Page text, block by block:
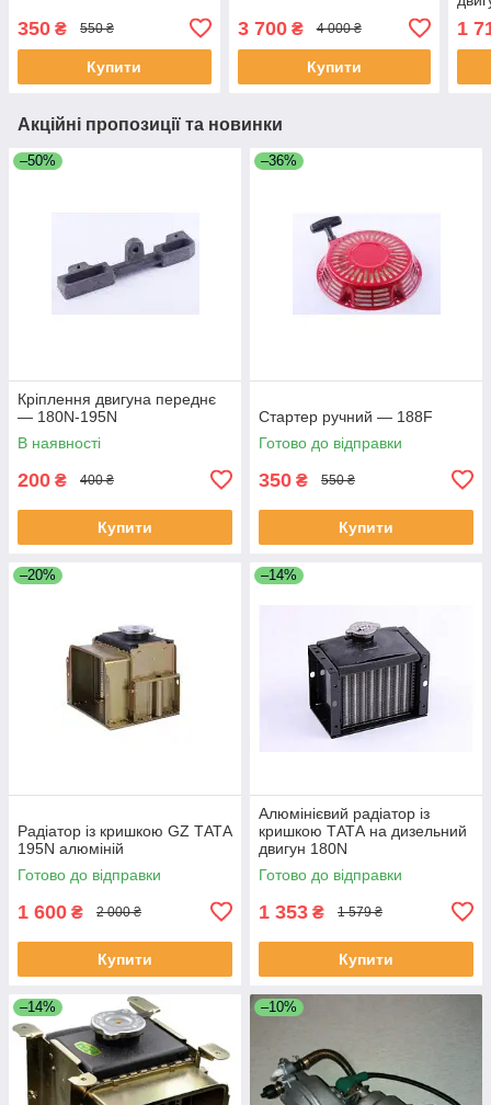
350 ₴ 550 ₴
Купити
3 700₴ 4 000 ₴
Купити
1
Акційні пропозиції та новинки
–50%
Кріплення двигуна переднє
— 180N-195N
В наявності
200 ₴ 400 ₴
Купити
–36%
Стартер ручний — 188F
Готово до відправки
350 ₴ 550 ₴
Купити
–20%
Радіатор із кришкою GZ ТАТА
195N алюміній
Готово до відправки
1 600 ₴ 2 000 ₴
Купити
–14%
Алюмінієвий радіатор із
кришкою ТАТА на дизельний
двигун 180N
Готово до відправки
1 353 ₴ 1 579 ₴
Купити
–14% –10%